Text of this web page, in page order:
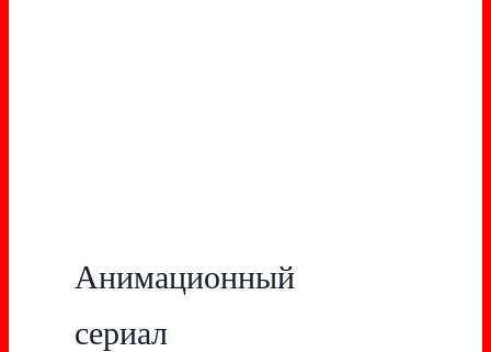
Анимационный
сериал